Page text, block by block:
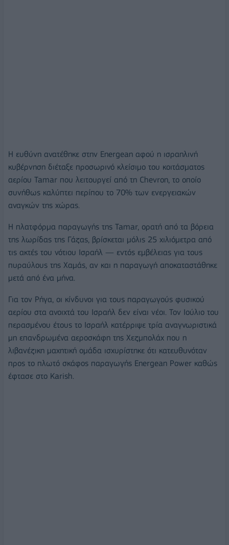
Η ευθύνη ανατέθηκε στην Energean αφού η ισραηλινή
κυβέρνηση διέταξε προσωρινό κλείσιμο του κοιτάσματος
αερίου Tamar που λειτουργεί από τη Chevron, το οποίο
συνήθως καλύπτει περίπου το 70% των ενεργειακών
αναγκών της χώρας.
Η πλατφόρμα παραγωγής της Tamar, ορατή από τα βόρεια
της λωρίδας της Γάζας, βρίσκεται μόλις 25 χιλιόμετρα από
τις ακτές του νότιου Ισραήλ — εντός εμβέλειας για τους
πυραύλους της Χαμάς, αν και η παραγωγή αποκαταστάθηκε
μετά από ένα μήνα.
Για τον Ρήγα, οι κίνδυνοι για τους παραγωγούς φυσικού
αερίου στα ανοιχτά του Ισραήλ δεν είναι νέοι. Τον Ιούλιο του
περασμένου έτους το Ισραήλ κατέρριψε τρία αναγνωριστικά
μη επανδρωμένα αεροσκάφη της Χεζμπολάχ που η
λιβανέζικη μαχητική ομάδα ισχυρίστηκε ότι κατευθυνόταν
προς το πλωτό σκάφος παραγωγής Energean Power καθώς
έφτασε στο Karish.